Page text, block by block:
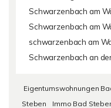
Schwarzenbach am
Schwarzenbach am
schwarzenbach am
Schwarzenbach an
Eigentumswohnungen
Steben
Immo Bad